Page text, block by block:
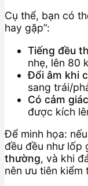
Cụ thể, bạn có
hay gặp”:
Tiếng đều
nhẹ, lên 80
Đổi âm khi
sang trái/
Có cảm
được kích
Để minh họa:
đều đều như lốp
thường, và khi
nên ưu tiên